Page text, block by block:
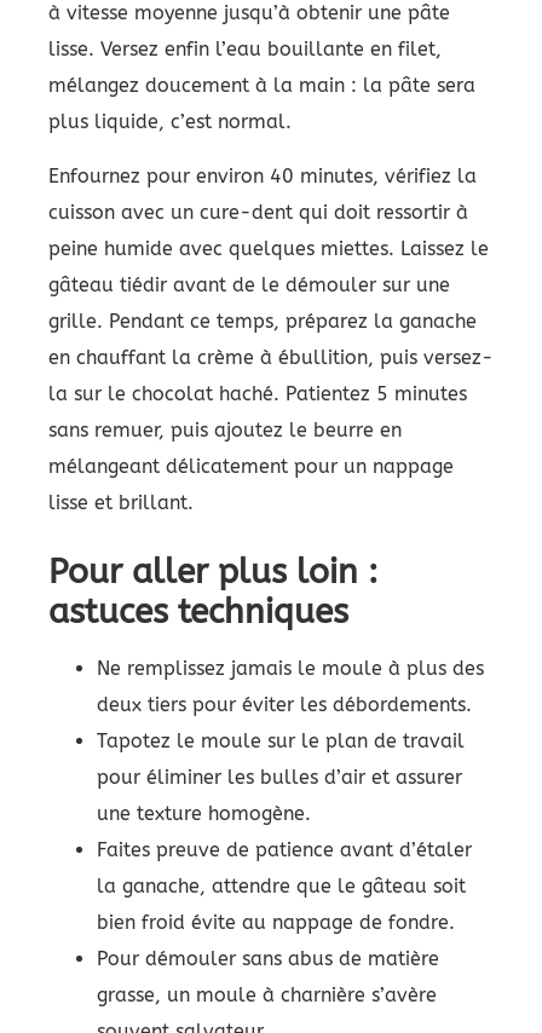
à vitesse moyenne jusqu’à obtenir une pâte
lisse. Versez enfin l’eau bouillante en filet,
mélangez doucement à la main : la pâte sera
plus liquide, c’est normal.
Enfournez pour environ 40 minutes, vérifiez la
cuisson avec un cure-dent qui doit ressortir à
peine humide avec quelques miettes. Laissez le
gâteau tiédir avant de le démouler sur une
grille. Pendant ce temps, préparez la ganache
en chauffant la crème à ébullition, puis versez-
la sur le chocolat haché. Patientez 5 minutes
sans remuer, puis ajoutez le beurre en
mélangeant délicatement pour un nappage
lisse et brillant.
Pour aller plus loin :
astuces techniques
Ne remplissez jamais le moule à plus des
deux tiers pour éviter les débordements.
Tapotez le moule sur le plan de travail
pour éliminer les bulles d’air et assurer
une texture homogène.
Faites preuve de patience avant d’étaler
la ganache, attendre que le gâteau soit
bien froid évite au nappage de fondre.
Pour démouler sans abus de matière
grasse, un moule à charnière s’avère